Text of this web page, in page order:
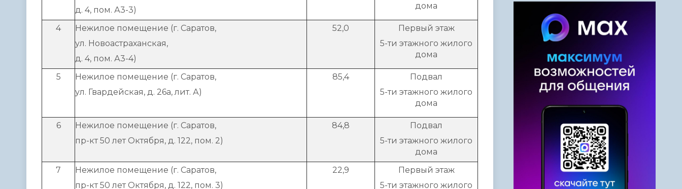
д. 4, пом. А3-3)
дома
4
Нежилое помещение (г. Саратов,
ул. Новоастраханская,
д. 4, пом. А3-4)
52,0
Первый этаж
5-ти этажного жилого
дома
5
Нежилое помещение (г. Саратов,
ул. Гвардейская, д. 26а, лит. А)
85,4
Подвал
5-ти этажного жилого
дома
6
Нежилое помещение (г. Саратов,
пр-кт 50 лет Октября, д. 122, пом. 2)
84,8
Подвал
5-ти этажного жилого
дома
7
Нежилое помещение (г. Саратов,
пр-кт 50 лет Октября, д. 122, пом. 3)
22,9
Первый этаж
5-ти этажного жилого